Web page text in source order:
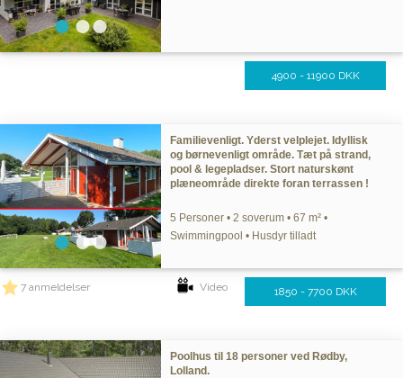
4900 - 11900 DKK
Familievenligt. Yderst velplejet. Idyllisk
og børnevenligt område. Tæt på strand,
pool & legepladser. Stort naturskønt
plæneområde direkte foran terrassen !
5 Personer • 2 soverum • 67 m² •
Swimmingpool • Husdyr tilladt
7 anmeldelser Video 1850 - 7700 DKK
Poolhus til 18 personer ved Rødby,
Lolland.